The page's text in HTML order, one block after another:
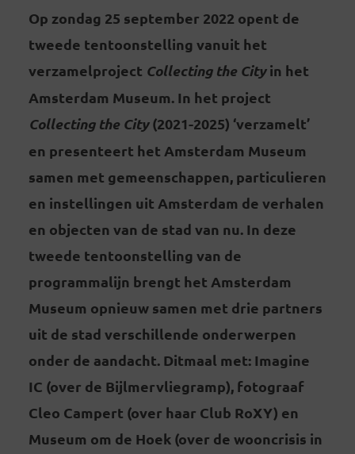
Op zondag 25 september 2022 opent de
tweede tentoonstelling vanuit het
verzamelproject Collecting the Cityin het
Amsterdam Museum. In het project
Collecting the City(2021-2025) ‘verzamelt’
en presenteert het Amsterdam Museum
samen met gemeenschappen, particulieren
en instellingen uit Amsterdam de verhalen
en objecten van de stad van nu. In deze
tweede tentoonstelling van de
programmalijn brengt het Amsterdam
Museum opnieuw samen met drie partners
uit de stad verschillende onderwerpen
onder de aandacht. Ditmaal met: Imagine
IC (over de Bijlmervliegramp), fotograaf
Cleo Campert (over haar Club RoXY) en
Museum om de Hoek (over de wooncrisis in